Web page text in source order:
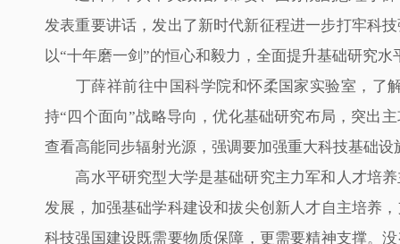
发表重要讲话，发出了新时代新征程进一步打牢科
以“十年磨一剑”的恒心和毅力，全面提升基础研究
丁薛祥前往中国科学院和怀柔国家实验室，了解
持“四个面向”战略导向，优化基础研究布局，突出
查看高能同步辐射光源，强调要加强重大科技基础
高水平研究型大学是基础研究主力军和人才培养
发展，加强基础学科建设和拔尖创新人才自主培养
科技强国建设既需要物质保障，更需要精神支撑。